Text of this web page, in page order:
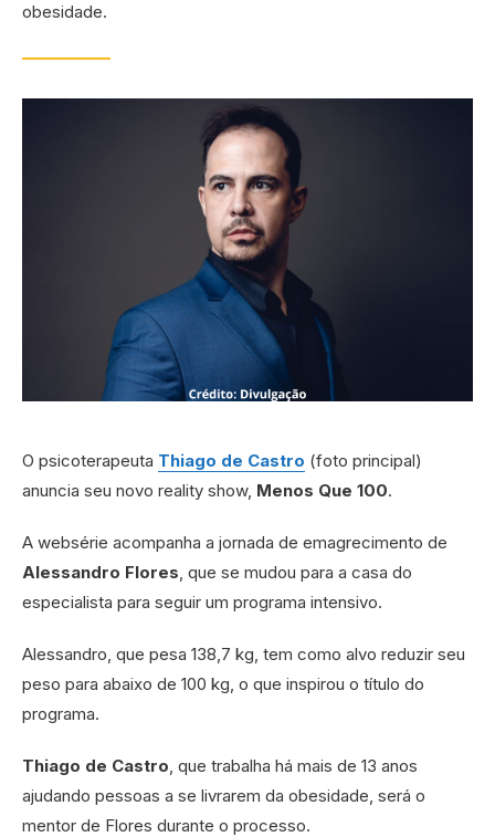
obesidade.
O psicoterapeuta Thiago de Castro (foto principal)
anuncia seu novo reality show, Menos Que 100.
A websérie acompanha a jornada de emagrecimento de
Alessandro Flores , que se mudou para a casa do
especialista para seguir um programa intensivo.
Alessandro, que pesa 138,7 kg, tem como alvo reduzir seu
peso para abaixo de 100 kg, o que inspirou o título do
programa.
Thiago de Castro , que trabalha há mais de 13 anos
ajudando pessoas a se livrarem da obesidade, será o
mentor de Flores durante o processo.